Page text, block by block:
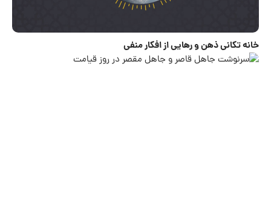
خانه تکانی ذهن و رهایی از افکار منفی